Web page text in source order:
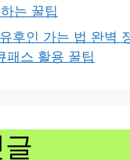
하는 꿀팁
후인 가는 법 완벽
패스 활용 꿀팁